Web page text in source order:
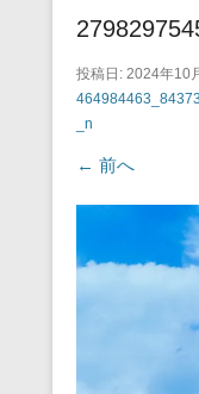
投稿日: 2024年10
_n
← 前へ